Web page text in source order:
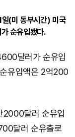
(미 동부시간) 미국
순유입됐다.
달러가 순유입
유입액은 2억200
2000달러 순유입
달러 순유출로